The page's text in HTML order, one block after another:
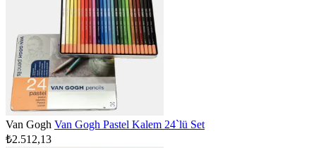
Van Gogh Van Gogh Pastel Kalem 24`lü Set
₺2.512,13